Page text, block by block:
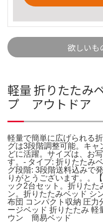
欲しいも
軽量 折りたたみ
プ アウトドア
軽量で簡単に広げられる
グは3段階調整可能。キ
どに活躍。サイズは、お
す。- タイプ: 折りたたみ
グ段階: 3段階送料込みで
りがとうございます。。
ック2台セット。折りたた
ン。折りたたみベッド シ
布団 コンパクト収納 圧力
ージベッド 折りたたみ
ウン 簡易ベッド